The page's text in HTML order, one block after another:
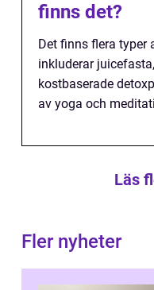
finns det?
Det finns flera typer
inkluderar
kostbaserade
av yoga och
Läs
Fler nyheter